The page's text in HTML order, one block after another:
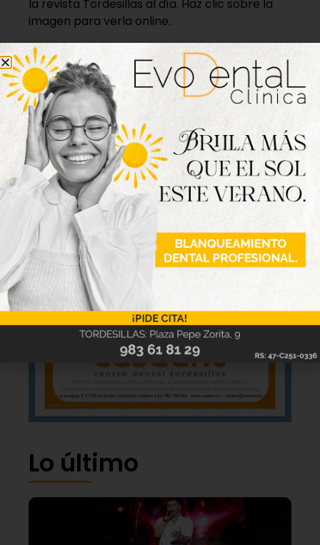
la revista Tordesillas al día. Haz clic sobre la
imagen para verla online.
Lo último